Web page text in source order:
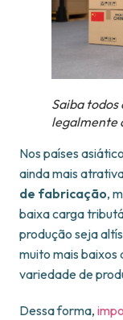
Saiba
legalmente
Nos países
ainda mais
de fabricação,
baixa carga
produção seja
muito mais baixos
variedade de
Dessa forma,